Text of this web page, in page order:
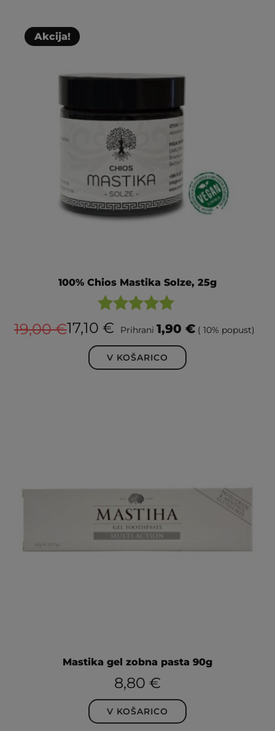
Akcija!
100% Chios Mastika Solze, 25g
Ocenjeno
od 5
19,00€17,10 € Prihrani 1,90 € ( 10% popust)
V KOŠARICO
Mastika gel zobna pasta 90g
8,80 €
V KOŠARICO